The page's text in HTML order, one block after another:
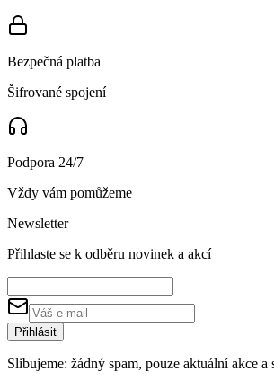
Bezpečná platba
Šifrované spojení
Podpora 24/7
Vždy vám pomůžeme
Newsletter
Přihlaste se k odběru novinek a akcí
Přihlásit
Slibujeme: žádný spam, pouze aktuální akce a